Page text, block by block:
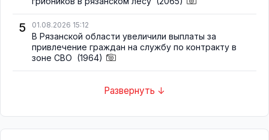
5 01.08.2026 15:12
В Рязанской области увеличили выплаты за
привлечение граждан на службу по контракту в
зоне СВО (1964)
Развернуть ↓